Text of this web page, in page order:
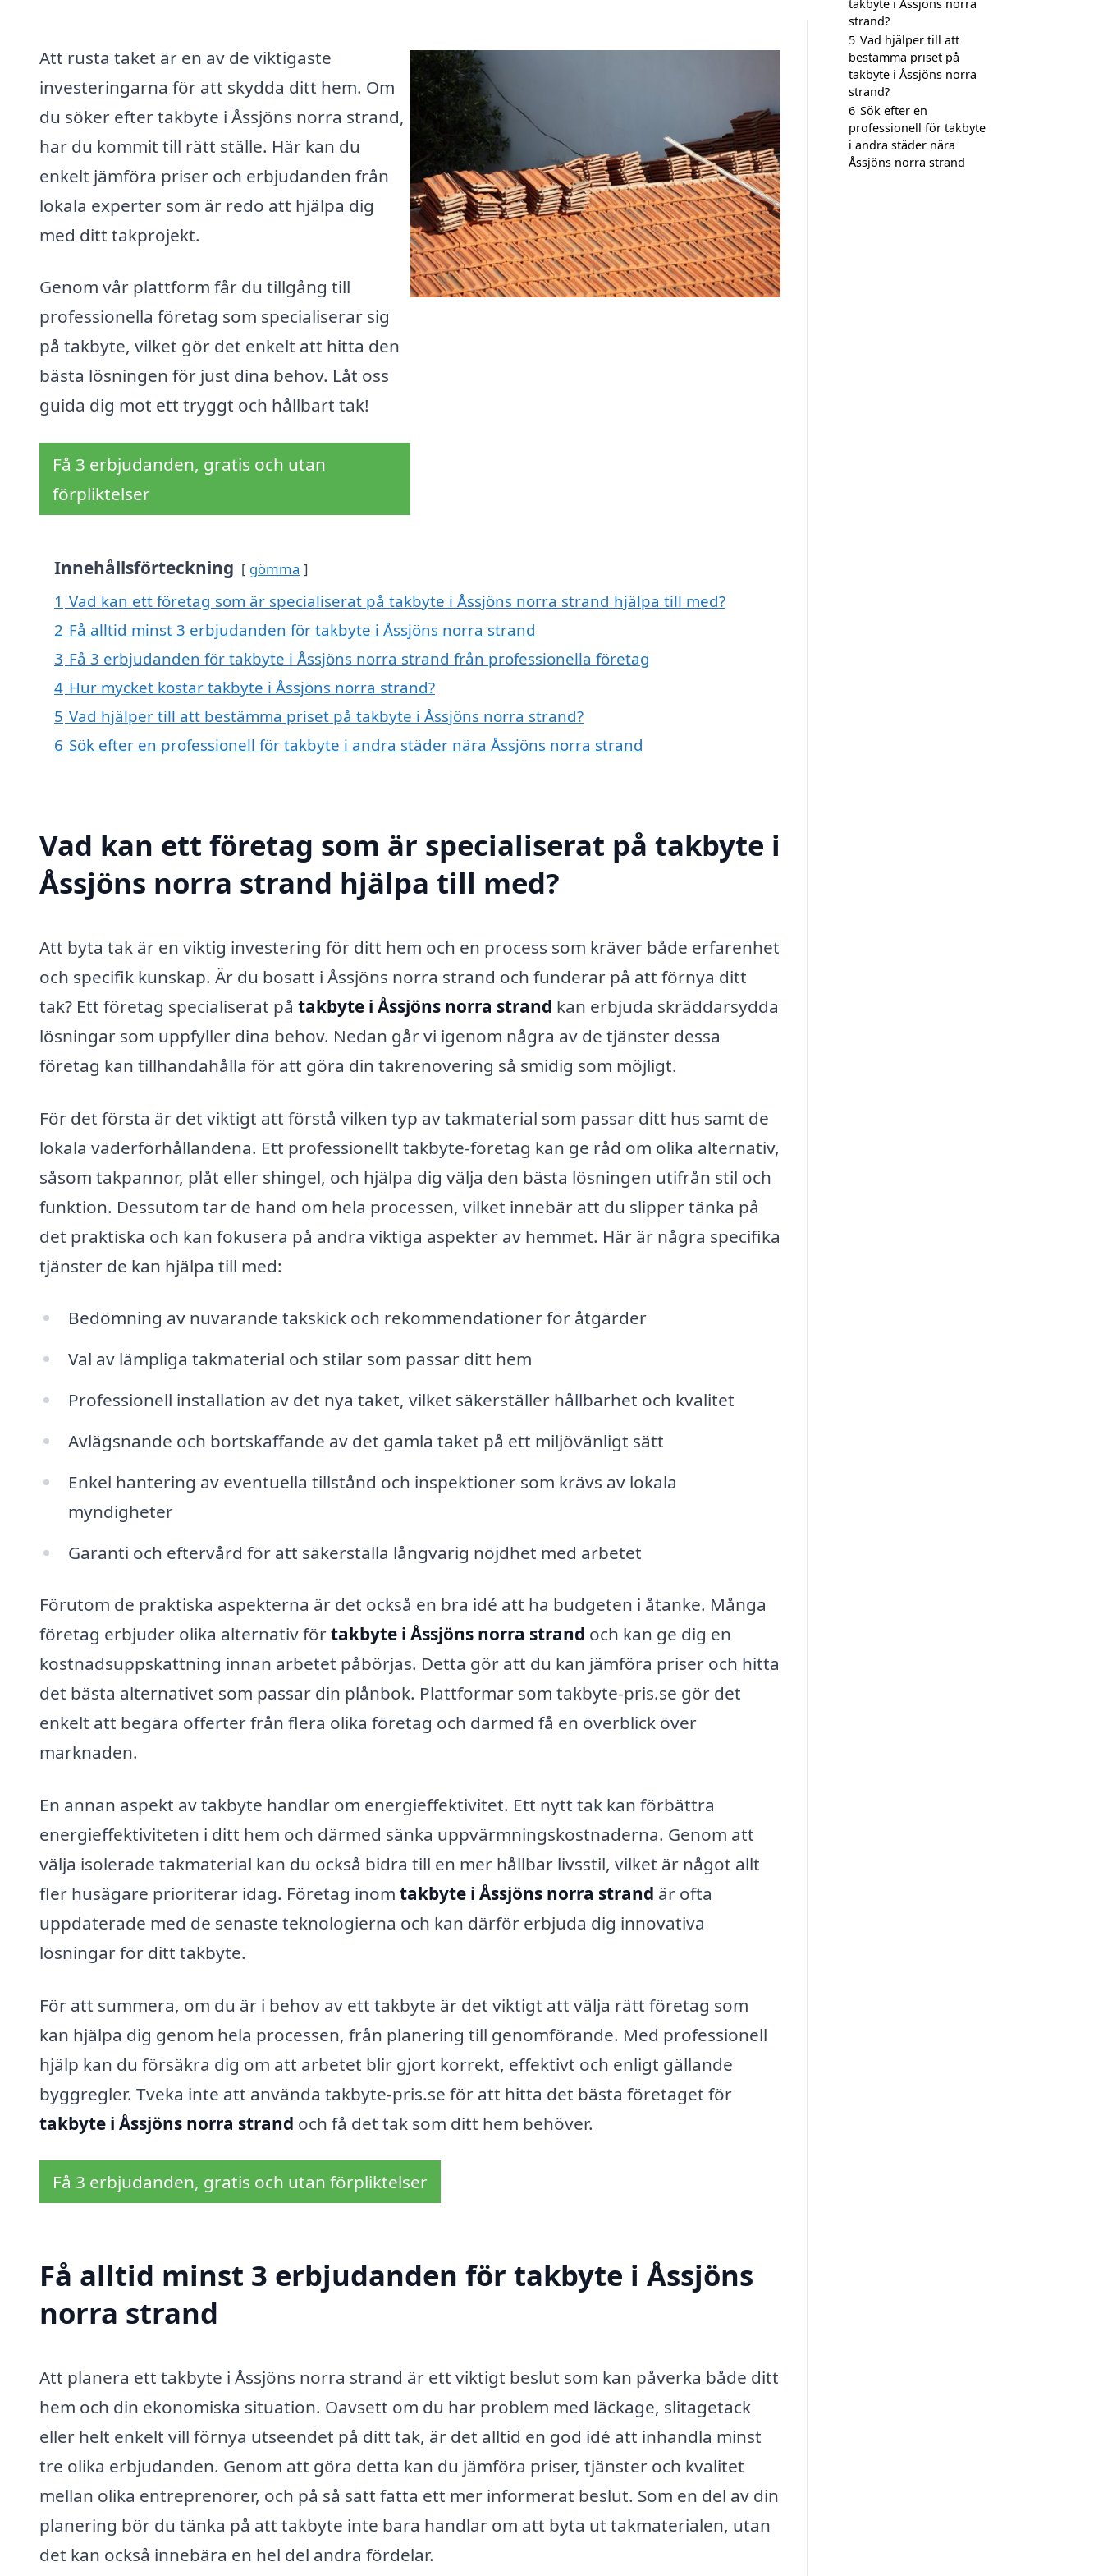
Att rusta taket är en av de viktigaste
investeringarna för att skydda ditt hem. Om
du söker efter takbyte i Åssjöns norra strand,
har du kommit till rätt ställe. Här kan du
enkelt jämföra priser och erbjudanden från
lokala experter som är redo att hjälpa dig
med ditt takprojekt.
Genom vår plattform får du tillgång till
professionella företag som specialiserar sig
på takbyte, vilket gör det enkelt att hitta den
bästa lösningen för just dina behov. Låt oss
guida dig mot ett tryggt och hållbart tak!
Få 3 erbjudanden, gratis och utan
förpliktelser
Innehållsförteckning gömma
1 Vad kan ett företag som är specialiserat på takbyte i Åssjöns norra strand hjälpa till med?
2 Få alltid minst 3 erbjudanden för takbyte i Åssjöns norra strand
3 Få 3 erbjudanden för takbyte i Åssjöns norra strand från professionella företag
4 Hur mycket kostar takbyte i Åssjöns norra strand?
5 Vad hjälper till att bestämma priset på takbyte i Åssjöns norra strand?
6 Sök efter en professionell för takbyte i andra städer nära Åssjöns norra strand
Vad kan ett företag som är specialiserat på takbyte i
Åssjöns norra strand hjälpa till med?
Att byta tak är en viktig investering för ditt hem och en process som kräver både erfarenhet
och specifik kunskap. Är du bosatt i Åssjöns norra strand och funderar på att förnya ditt
tak? Ett företag specialiserat på takbyte i Åssjöns norra strand kan erbjuda skräddarsydda
lösningar som uppfyller dina behov. Nedan går vi igenom några av de tjänster dessa
företag kan tillhandahålla för att göra din takrenovering så smidig som möjligt.
För det första är det viktigt att förstå vilken typ av takmaterial som passar ditt hus samt de
lokala väderförhållandena. Ett professionellt takbyte-företag kan ge råd om olika alternativ,
såsom takpannor, plåt eller shingel, och hjälpa dig välja den bästa lösningen utifrån stil och
funktion. Dessutom tar de hand om hela processen, vilket innebär att du slipper tänka på
det praktiska och kan fokusera på andra viktiga aspekter av hemmet. Här är några specifika
tjänster de kan hjälpa till med:
Bedömning av nuvarande takskick och rekommendationer för åtgärder
Val av lämpliga takmaterial och stilar som passar ditt hem
Professionell installation av det nya taket, vilket säkerställer hållbarhet och kvalitet
Avlägsnande och bortskaffande av det gamla taket på ett miljövänligt sätt
Enkel hantering av eventuella tillstånd och inspektioner som krävs av lokala
myndigheter
Garanti och eftervård för att säkerställa långvarig nöjdhet med arbetet
Förutom de praktiska aspekterna är det också en bra idé att ha budgeten i åtanke. Många
företag erbjuder olika alternativ förtakbyte i Åssjöns norra strand och kan ge dig en
kostnadsuppskattning innan arbetet påbörjas. Detta gör att du kan jämföra priser och hitta
det bästa alternativet som passar din plånbok. Plattformar som takbyte-pris.se gör det
enkelt att begära offerter från flera olika företag och därmed få en överblick över
marknaden.
En annan aspekt av takbyte handlar om energieffektivitet. Ett nytt tak kan förbättra
energieffektiviteten i ditt hem och därmed sänka uppvärmningskostnaderna. Genom att
välja isolerade takmaterial kan du också bidra till en mer hållbar livsstil, vilket är något allt
fler husägare prioriterar idag. Företag inom takbyte i Åssjöns norra strand är ofta
uppdaterade med de senaste teknologierna och kan därför erbjuda dig innovativa
lösningar för ditt takbyte.
För att summera, om du är i behov av ett takbyte är det viktigt att välja rätt företag som
kan hjälpa dig genom hela processen, från planering till genomförande. Med professionell
hjälp kan du försäkra dig om att arbetet blir gjort korrekt, effektivt och enligt gällande
byggregler. Tveka inte att använda takbyte-pris.se för att hitta det bästa företaget för
takbyte i Åssjöns norra strand och få det tak som ditt hem behöver.
Få 3 erbjudanden, gratis och utan förpliktelser
Få alltid minst 3 erbjudanden för takbyte i Åssjöns
norra strand
Att planera ett takbyte i Åssjöns norra strand är ett viktigt beslut som kan påverka både ditt
hem och din ekonomiska situation. Oavsett om du har problem med läckage, slitagetack
eller helt enkelt vill förnya utseendet på ditt tak, är det alltid en god idé att inhandla minst
tre olika erbjudanden. Genom att göra detta kan du jämföra priser, tjänster och kvalitet
mellan olika entreprenörer, och på så sätt fatta ett mer informerat beslut. Som en del av din
planering bör du tänka på att takbyte inte bara handlar om att byta ut takmaterialen, utan
det kan också innebära en hel del andra fördelar.
takbyte i Åssjöns norra
strand?
5 Vad hjälper till att
bestämma priset på
takbyte i Åssjöns norra
strand?
6 Sök efter en
professionell för takbyte
i andra städer nära
Åssjöns norra strand